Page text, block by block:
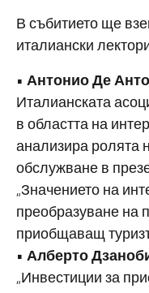
В събитието ще
италиански
• Антонио Де
Италианската
в областта на
анализира ролята
обслужване в
„Значението на
преобразуване на
приобщаващ
• Алберто
„Инвестиции за